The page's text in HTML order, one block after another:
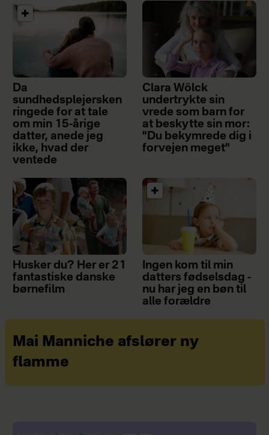
Da
sundhedsplejersken
ringede for at tale
om min 15-årige
datter, anede jeg
ikke, hvad der
ventede
Clara Wölck
undertrykte sin
vrede som barn for
at beskytte sin mor:
"Du bekymrede dig i
forvejen meget"
Husker du? Her er 21
fantastiske danske
børnefilm
Ingen kom til min
datters fødselsdag -
nu har jeg en bøn til
alle forældre
Mai Manniche afslører ny
flamme